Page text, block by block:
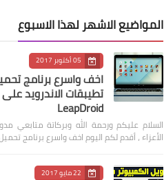
المواضيع الاشهر لهذا الاسبوع
05 أكتوبر 2017
اخف واسرع برنامج
تطيبقات الاندرويد على
LeapDroid
السلام عليكم ورحمة الله وبركاتة متابعي
الأعزاء ، أقدم لكم اليوم اخف واسرع برنامج
22 مايو 2017